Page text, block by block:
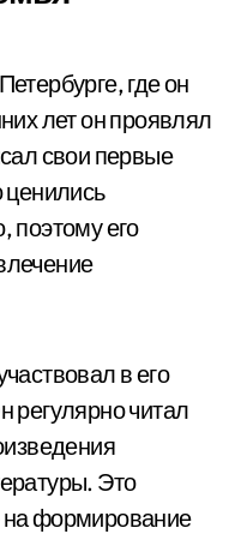
где он
лет он проявлял
свои первые
ценились
поэтому его
в его
регулярно читал
Это
на формирование